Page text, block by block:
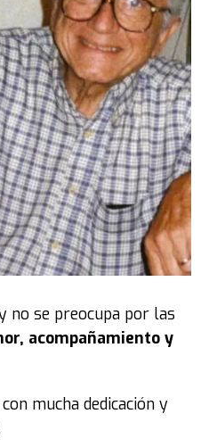
no se preocupa por las
acompañamiento y
mucha dedicación y